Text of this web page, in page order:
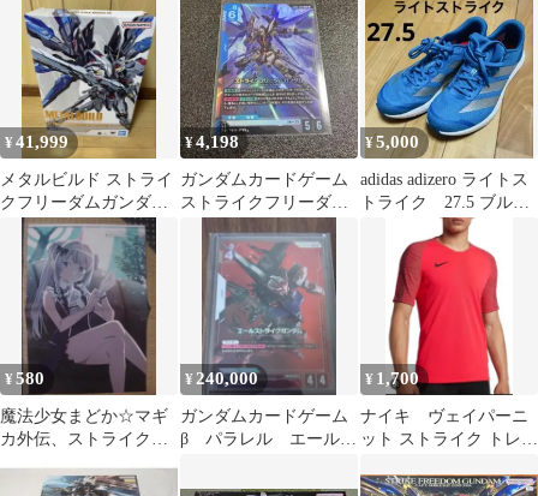
ワンver.
ライク X-STRIKE
(285g) 海外正規品 硬式
テニスラケット ガット
張上済 G2(4_1／4)
【SH00097】
¥41,999
メタルビルド ストライ
クフリーダムガンダム
リバイバル版 新品未
組立
¥4,198
ガンダムカードゲーム
ストライクフリーダム
¥5,000
adidas adizero ライトス
トライク 27.5 ブル
ー ランニング
¥580
魔法少女まどか☆マギ
カ外伝、ストライク・
ナップポスター
¥240,000
ガンダムカードゲーム
β パラレル エールス
¥ 1,700
ナイキ ヴェイパーニ
ット ストライク トレー